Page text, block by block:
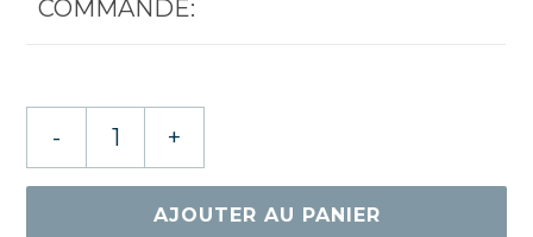
COMMANDE:
- +
AJOUTER AU PANIER